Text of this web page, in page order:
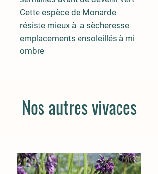
Cette espèce de Monarde
résiste mieux à la sècheresse
emplacements ensoleillés à mi
ombre
Nos autres vivaces